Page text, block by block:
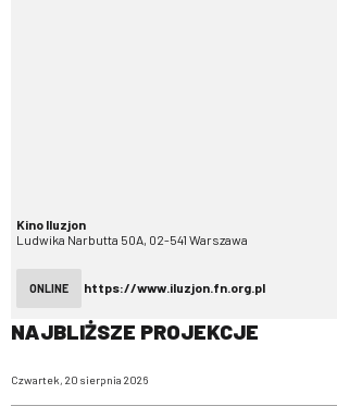
Kino Iluzjon
Ludwika Narbutta 50A, 02-541 Warszawa
ONLINE https://www.iluzjon.fn.org.pl
NAJBLIŻSZE PROJEKCJE
Czwartek, 20 sierpnia 2026